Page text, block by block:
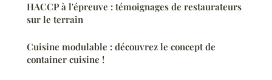
HACCP à l'épreuve : témoignages de restaurateurs
sur le terrain
Cuisine modulable : découvrez le concept de
container cuisine !